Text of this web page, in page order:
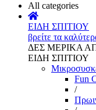
All categories
ΕΙΔΗ ΣΠΙΤΙΟΥ
βρείτε τα
ΔΕΣ ΜΕΡΙΚΑ
ΕΙΔΗ ΣΠΙΤΙΟΥ
Fun
/